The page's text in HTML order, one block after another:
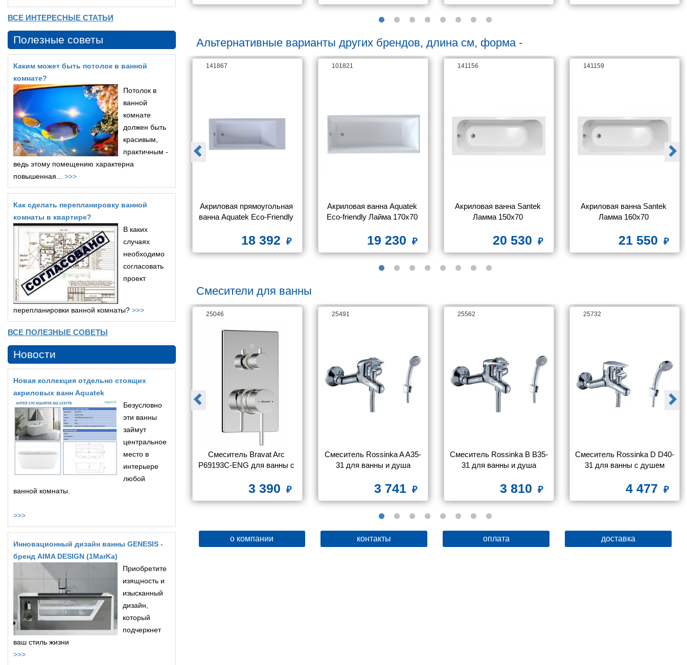
Альтернативные варианты других брендов, длина см, форма -
Roca Welna
R
439
95777
Акриловая ванна Jacob
Delafon Odeon Up E6062RU-
00 170x75 С
ОТВЕРСТИЯМИ ДЛЯ
РУЧЕК
34 400
141867
Акриловая прямоугольная
ванна Aquatek Eco-Friendly
фронтального экрана,без
18 392
101821
Акриловая ванна Aquatek
Eco-friendly Лайма 170х70
фронтального экрана, без
19 230
141156
Акриловая ванна Santek
Ламма 150х70
20 530
141159
Акриловая ванна Santek
Ламма 160х70
21 550
Смесители для ванны
Y Y40-
180
26063
Смеситель Rossinka Y Y35-
31 для ванны с душем
25046
Смеситель Bravat Arc
P69193C-ENG для ванны с
3 390
25491
Смеситель Rossinka A A35-
31 для ванны и душа
3 741
25562
Смеситель Rossinka B B35-
31 для ванны и душа
3 810
25732
Смеситель Rossinka D D40-
31 для ванны с душем
4 477
о компании контакты оплата доставка
ВСЕ ИНТЕРЕСНЫЕ СТАТЬИ
Полезные советы
Каким может быть потолок в ванной
комнате?
Потолок в
ванной
комнате
должен быть
красивым,
практичным -
ведь этому помещению характерна
повышенная... >>>
Как сделать перепланировку ванной
комнаты в квартире?
В каких
случаях
необходимо
согласовать
проект
перепланировки ванной комнаты? >>>
ВСЕ ПОЛЕЗНЫЕ СОВЕТЫ
Новости
Новая коллекция отдельно стоящих
акриловых ванн Aquatek
Безусловно
эти ванны
займут
центральное
место в
интерьере
любой
ванной комнаты.
>>>
Инновационный дизайн ванны GENESIS -
бренд AIMA DESIGN (1MarKa)
Приобретите
изящность и
изысканный
дизайн,
который
подчеркнет
ваш стиль жизни
>>>